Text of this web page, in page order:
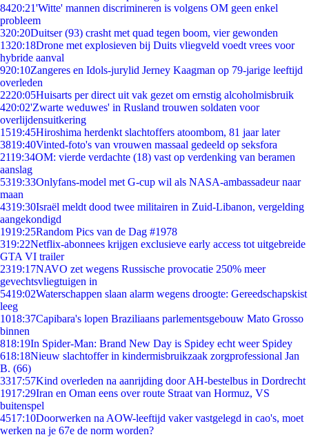
8420:21'Witte' mannen discrimineren is volgens OM geen enkel
probleem
320:20Duitser (93) crasht met quad tegen boom, vier gewonden
1320:18Drone met explosieven bij Duits vliegveld voedt vrees voor
hybride aanval
920:10Zangeres en Idols-jurylid Jerney Kaagman op 79-jarige leeftijd
overleden
2220:05Huisarts per direct uit vak gezet om ernstig alcoholmisbruik
420:02'Zwarte weduwes' in Rusland trouwen soldaten voor
overlijdensuitkering
1519:45Hiroshima herdenkt slachtoffers atoombom, 81 jaar later
3819:40Vinted-foto's van vrouwen massaal gedeeld op seksfora
2119:34OM: vierde verdachte (18) vast op verdenking van beramen
aanslag
5319:33Onlyfans-model met G-cup wil als NASA-ambassadeur naar
maan
4319:30Israël meldt dood twee militairen in Zuid-Libanon, vergelding
aangekondigd
1919:25Random Pics van de Dag #1978
319:22Netflix-abonnees krijgen exclusieve early access tot uitgebreide
GTA VI trailer
2319:17NAVO zet wegens Russische provocatie 250% meer
gevechtsvliegtuigen in
5419:02Waterschappen slaan alarm wegens droogte: Gereedschapskist
leeg
1018:37Capibara's lopen Braziliaans parlementsgebouw Mato Grosso
binnen
818:19In Spider-Man: Brand New Day is Spidey echt weer Spidey
618:18Nieuw slachtoffer in kindermisbruikzaak zorgprofessional Jan
B. (66)
3317:57Kind overleden na aanrijding door AH-bestelbus in Dordrecht
1917:29Iran en Oman eens over route Straat van Hormuz, VS
buitenspel
4517:10Doorwerken na AOW-leeftijd vaker vastgelegd in cao's, moet
werken na je 67e de norm worden?